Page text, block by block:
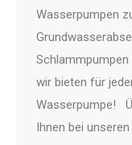
Wasserpumpen
wir bieten für
Wasserpumpe!
Ihnen bei